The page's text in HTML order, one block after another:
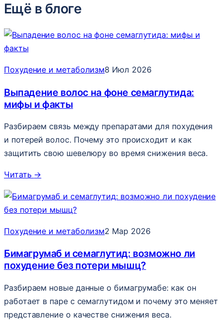
Ещё в блоге
Похудение и метаболизм8 Июл 2026
Выпадение волос на фоне семаглутида:
мифы и факты
Разбираем связь между препаратами для похудения
и потерей волос. Почему это происходит и как
защитить свою шевелюру во время снижения веса.
Читать →
Похудение и метаболизм2 Мар 2026
Бимагрумаб и семаглутид: возможно ли
похудение без потери мышц?
Разбираем новые данные о бимагрумабе: как он
работает в паре с семаглутидом и почему это меняет
представление о качестве снижения веса.